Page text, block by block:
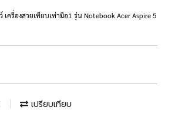
เครื่องสวยเทียบเท่ามือ1 รุ่น Notebook Acer Aspire 5
เปรียบเทียบ